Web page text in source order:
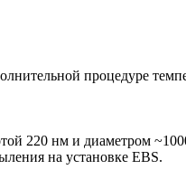
процедуре
220 нм и диаметром
на установке EBS.